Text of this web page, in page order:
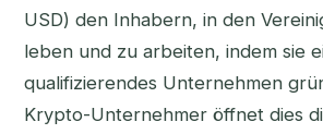
USD) den Inhabern, in den
leben und zu arbeiten, indem sie
qualifizierendes Unternehmen
Krypto-Unternehmer öffnet dies